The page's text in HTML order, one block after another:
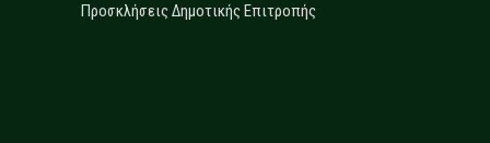
Προσκλήσεις Δημοτικής Επιτροπής